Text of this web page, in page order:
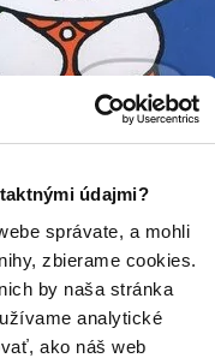
údajmi?
správate, a mohli
zbierame cookies.
by naša stránka
analytické
ako náš web
menom Miffy už v roku
ilustrácie. Za jej
zodpovedný prístup k